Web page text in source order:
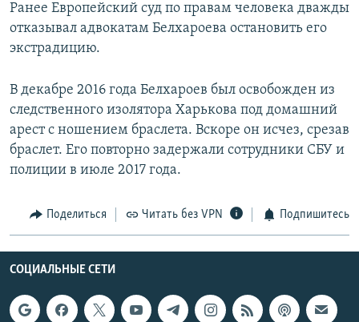
Ранее Европейский суд по правам человека дважды
отказывал адвокатам Белхароева остановить его
экстрадицию.
В декабре 2016 года Белхароев был освобожден из
следственного изолятора Харькова под домашний
арест с ношением браслета. Вскоре он исчез, срезав
браслет. Его повторно задержали сотрудники СБУ и
полиции в июле 2017 года.
Поделиться Читать без VPN Подпишитесь
СОЦИАЛЬНЫЕ СЕТИ